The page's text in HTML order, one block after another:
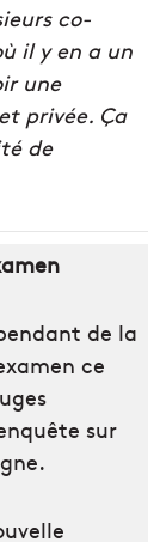
co-
il y en a un
une
privée. Ça
de
de la
ce
sur